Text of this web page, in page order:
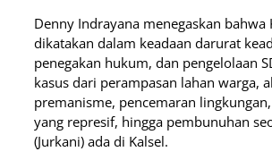
Denny Indrayana menegaskan bahwa
dikatakan dalam keadaan darurat
penegakan hukum, dan pengelolaan
kasus dari perampasan lahan warga,
premanisme, pencemaran
yang represif, hingga pembunuhan
(Jurkani) ada di Kalsel.